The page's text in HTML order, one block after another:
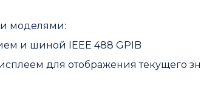
моделями:
и шиной IEEE 488 GPIB
для отображения текущего